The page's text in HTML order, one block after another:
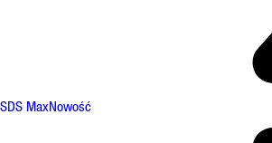
SDS MaxNowość